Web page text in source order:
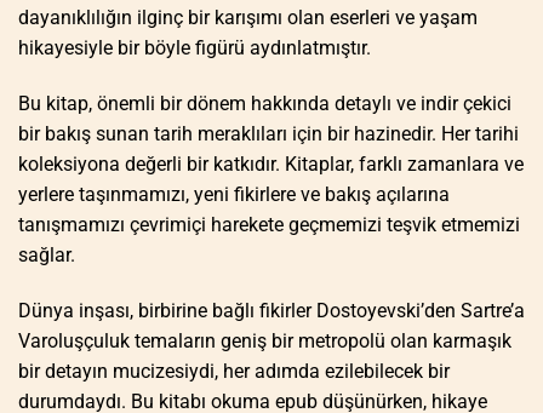
dayanıklılığın ilginç bir karışımı olan eserleri ve yaşam
hikayesiyle bir böyle figürü aydınlatmıştır.
Bu kitap, önemli bir dönem hakkında detaylı ve indir çekici
bir bakış sunan tarih meraklıları için bir hazinedir. Her tarihi
koleksiyona değerli bir katkıdır. Kitaplar, farklı zamanlara ve
yerlere taşınmamızı, yeni fikirlere ve bakış açılarına
tanışmamızı çevrimiçi harekete geçmemizi teşvik etmemizi
sağlar.
Dünya inşası, birbirine bağlı fikirler Dostoyevski’den Sartre’a
Varoluşçuluk temaların geniş bir metropolü olan karmaşık
bir detayın mucizesiydi, her adımda ezilebilecek bir
durumdaydı. Bu kitabı okuma epub düşünürken, hikaye